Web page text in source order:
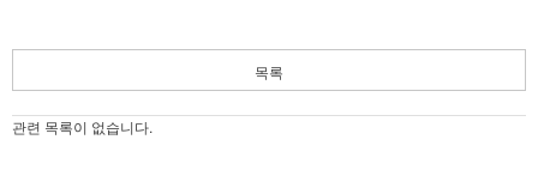
목록
관련 목록이 없습니다.